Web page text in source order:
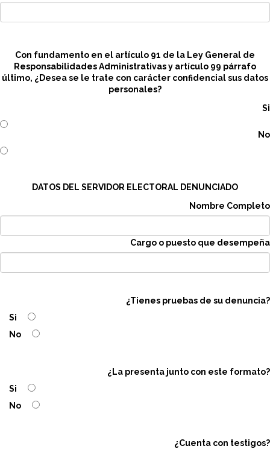
Con fundamento en el artículo 91 de la Ley General de
Responsabilidades Administrativas y artículo 99 párrafo
último, ¿Desea se le trate con carácter confidencial sus datos
personales?
Si
No
DATOS DEL SERVIDOR ELECTORAL DENUNCIADO
Nombre Completo
Cargo o puesto que desempeña
¿Tienes pruebas de su denuncia?
Si
No
¿La presenta junto con este formato?
Si
No
¿Cuenta con testigos?